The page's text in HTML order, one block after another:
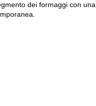
dei formaggi con una